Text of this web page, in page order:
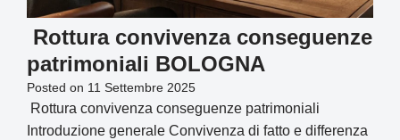
Rottura convivenza conseguenze
patrimoniali BOLOGNA
Posted on 11 Settembre 2025
Rottura convivenza conseguenze patrimoniali
Introduzione generale Convivenza di fatto e differenza